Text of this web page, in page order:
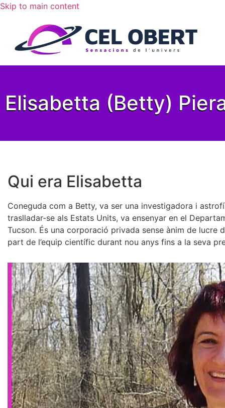
Skip to main content
Elisabetta (Betty)
Qui era Elisabetta
Coneguda com a Betty, va ser una investigadora i
traslladar-se als Estats Units, va ensenyar en el
Tucson. És una corporació privada sense ànim de lucre
part de l’equip científic durant nou anys fins a la seva